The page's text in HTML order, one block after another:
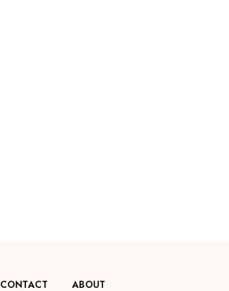
CONTACT ABOUT